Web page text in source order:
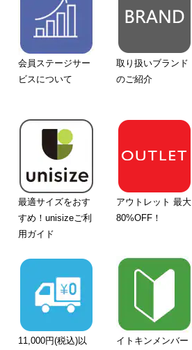
会員ステージサー
ビスについて
取り扱いブランド
のご紹介
最適サイズをおす
すめ！unisizeご利
用ガイド
アウトレット 最大
80%OFF！
11,000円(税込)以
イトキンメンバー